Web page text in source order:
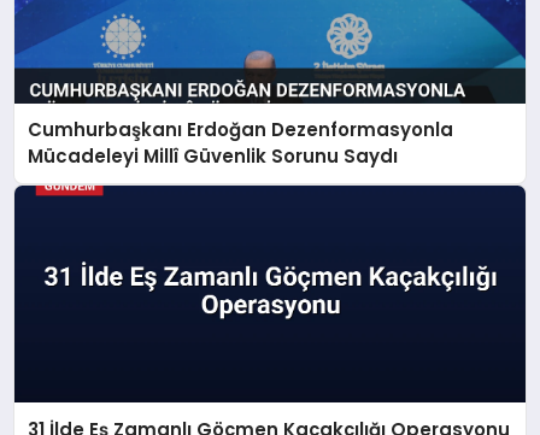
Cumhurbaşkanı Erdoğan Dezenformasyonla
Mücadeleyi Millî Güvenlik Sorunu Saydı
31 İlde Eş Zamanlı Göçmen Kaçakçılığı Operasyonu